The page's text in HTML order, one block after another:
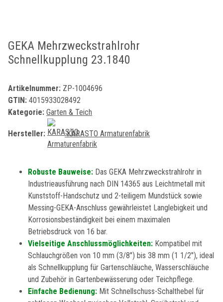
GEKA Mehrzweckstrahlrohr
Schnellkupplung 23.1840
Artikelnummer: ZP-1004696
GTIN: 4015933028492
Kategorie: Garten & Teich
Hersteller: KARASTO Armaturenfabrik
Robuste Bauweise: Das GEKA Mehrzweckstrahlrohr in
Industrieausführung nach DIN 14365 aus Leichtmetall mit
Kunststoff-Handschutz und 2-teiligem Mundstück sowie
Messing-GEKA-Anschluss gewährleistet Langlebigkeit und
Korrosionsbeständigkeit bei einem maximalen
Betriebsdruck von 16 bar.
Vielseitige Anschlussmöglichkeiten: Kompatibel mit
Schlauchgrößen von 10 mm (3/8") bis 38 mm (1 1/2"), ideal
als Schnellkupplung für Gartenschläuche, Wasserschläuche
und Zubehör in Gartenbewässerung oder Teichpflege.
Einfache Bedienung: Mit Schnellschuss-Schalthebel für